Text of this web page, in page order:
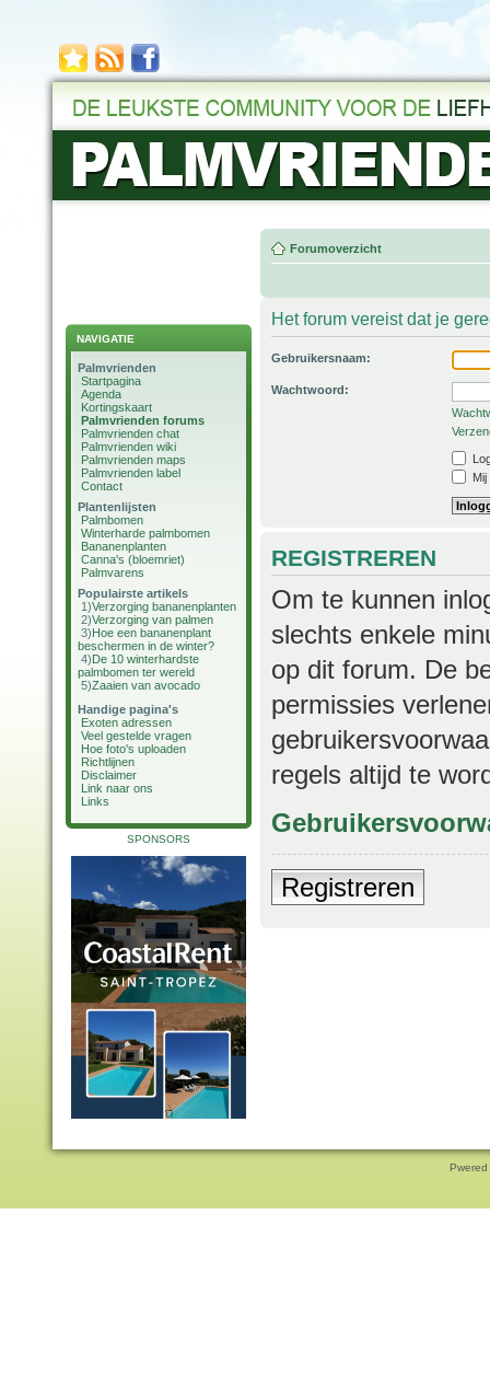
NAVIGATIE
Palmvrienden
Startpagina
Agenda
Kortingskaart
Palmvrienden forums
Palmvrienden chat
Palmvrienden wiki
Palmvrienden maps
Palmvrienden label
Contact
Plantenlijsten
Palmbomen
Winterharde palmbomen
Bananenplanten
Canna's (bloemriet)
Palmvarens
Populairste artikels
1)Verzorging bananenplanten
2)Verzorging van palmen
3)Hoe een bananenplant
beschermen in de winter?
4)De 10 winterhardste
palmbomen ter wereld
5)Zaaien van avocado
Handige pagina's
Exoten adressen
Veel gestelde vragen
Hoe foto's uploaden
Richtlijnen
Disclaimer
Link naar ons
Links
SPONSORS
Forumoverzicht
Het forum vereist dat je
Gebruikersnaam:
Wachtwoord:
REGISTREREN
Om te kunnen
slechts enkele
op dit forum. De
permissies
regels altijd te
Registreren